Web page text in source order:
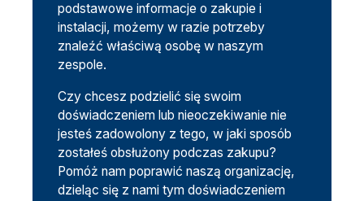
podstawowe informacje o zakupie i
instalacji, możemy w razie potrzeby
znaleźć właściwą osobę w naszym
zespole.
Czy chcesz podzielić się swoim
doświadczeniem lub nieoczekiwanie nie
jesteś zadowolony z tego, w jaki sposób
zostałeś obsłużony podczas zakupu?
Pomóż nam poprawić naszą organizację,
dzieląc się z nami tym doświadczeniem